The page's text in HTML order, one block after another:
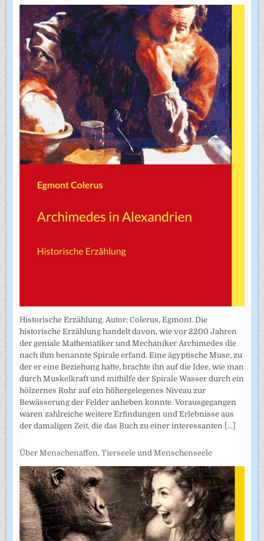
Historische Erzählung. Autor: Colerus, Egmont. Die
historische Erzählung handelt davon, wie vor 2200 Jahren
der geniale Mathematiker und Mechaniker Archimedes die
nach ihm benannte Spirale erfand. Eine ägyptische Muse, zu
der er eine Beziehung hatte, brachte ihn auf die Idee, wie man
durch Muskelkraft und mithilfe der Spirale Wasser durch ein
hölzernes Rohr auf ein höhergelegenes Niveau zur
Bewässerung der Felder anheben konnte. Vorausgegangen
waren zahlreiche weitere Erfindungen und Erlebnisse aus
der damaligen Zeit, die das Buch zu einer interessanten [...]
Über Menschenaffen, Tierseele und Menschenseele